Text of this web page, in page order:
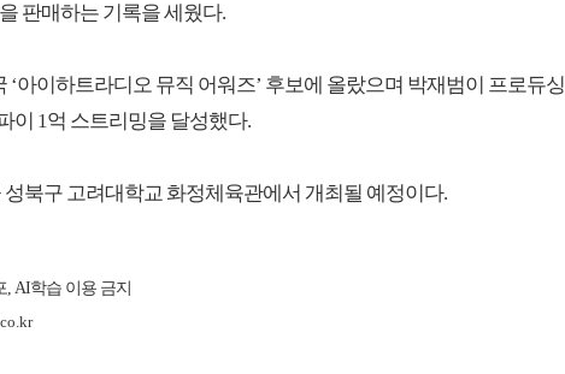
판매하는 기록을 세웠다.
아이하트라디오 뮤직 어워즈’ 후보에 올랐으며 박재범이 프로듀싱
이 1억 스트리밍을 달성했다.
성북구 고려대학교 화정체육관에서 개최될 예정이다.
AI학습 이용 금지